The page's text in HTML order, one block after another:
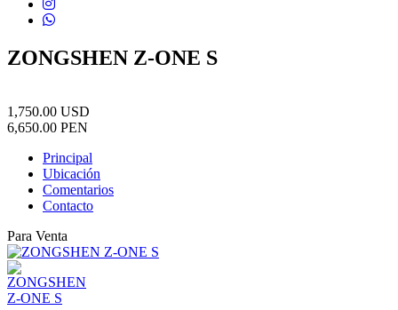
ZONGSHEN Z-ONE S
1,750.00 USD
6,650.00 PEN
Principal
Ubicación
Comentarios
Contacto
Para Venta